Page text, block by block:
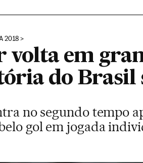
2018
volta em
do Brasil
no segundo tempo
gol em jogada